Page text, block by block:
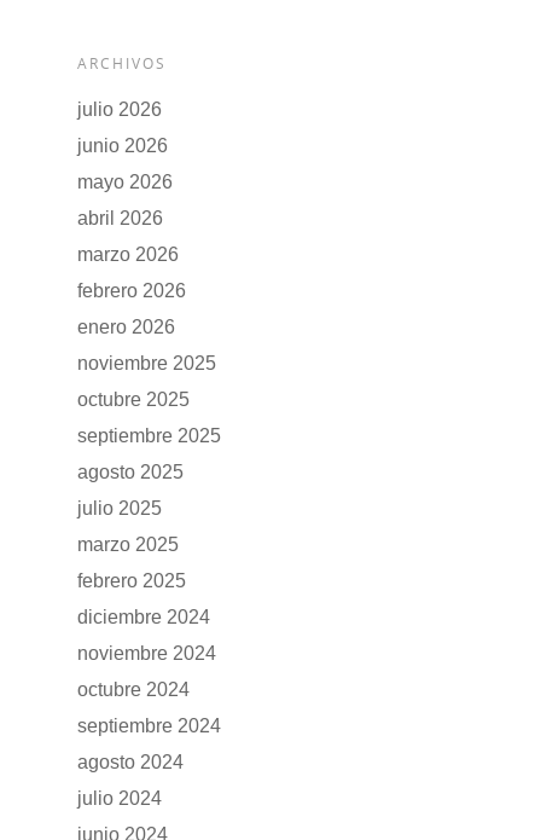
ARCHIVOS
julio 2026
junio 2026
mayo 2026
abril 2026
marzo 2026
febrero 2026
enero 2026
noviembre 2025
octubre 2025
septiembre 2025
agosto 2025
julio 2025
marzo 2025
febrero 2025
diciembre 2024
noviembre 2024
octubre 2024
septiembre 2024
agosto 2024
julio 2024
junio 2024